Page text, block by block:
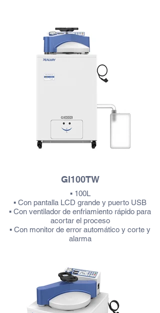
Más información
GI100TW
▪ 100L
▪ Con pantalla LCD grande y puerto USB
▪ Con ventilador de enfriamiento rápido para
acortar el proceso
▪ Con monitor de error automático y corte y
alarma